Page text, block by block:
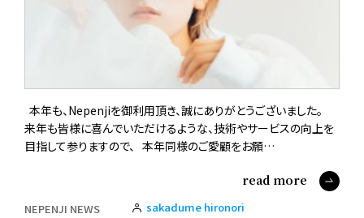
本年も、Nepenjiを御利用頂き、誠にありがとうございました。
来年も皆様に喜んでいただけるような、技術やサービスの向上を
目指して参りますので、 本年同様のご愛顧をお願…
read more
NEPENJI NEWS sakadume hironori